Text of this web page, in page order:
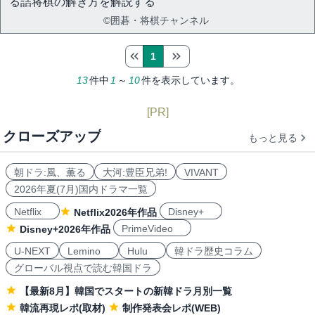
©囲碁・将棋チャンネル
13件中 1 ～ 10件を表示しています。
1
[PR]
クローズアップ もっと見る
朝ドラ:風、薫る 大河:豊臣兄弟!
VIVANT
2026年夏(7月)国内ドラマ一覧
Netflix
Netflix2026年作品
Disney+
Disney+2026年作品
PrimeVideo
U-NEXT
Lemino Hulu
韓ドラ歴史コラム
グローバル視点で読む韓国ドラ
【最新8月】韓国でスタートの新韓ドラ月別一覧
韓流再現レポ(取材)
制作発表会レポ(WEB)